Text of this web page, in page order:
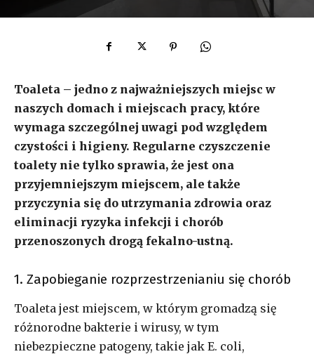
Toaleta – jedno z najważniejszych miejsc w
naszych domach i miejscach pracy, które
wymaga szczególnej uwagi pod względem
czystości i higieny. Regularne czyszczenie
toalety nie tylko sprawia, że ​​jest ona
przyjemniejszym miejscem, ale także
przyczynia się do utrzymania zdrowia oraz
eliminacji ryzyka infekcji i chorób
przenoszonych drogą fekalno-ustną.
1. Zapobieganie rozprzestrzenianiu się chorób
Toaleta jest miejscem, w którym gromadzą się
różnorodne bakterie i wirusy, w tym
niebezpieczne patogeny, takie jak E. coli,